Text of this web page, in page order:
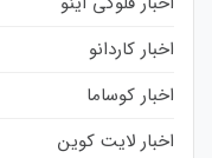
اخبار کاردانو
اخبار کوساما
اخبار لایت کوین